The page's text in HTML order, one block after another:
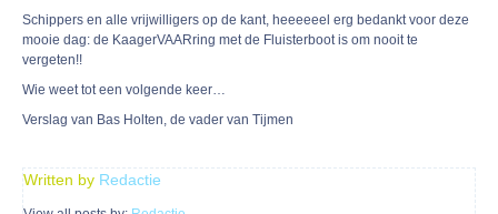
Schippers en alle vrijwilligers op de kant, heeeeeel erg bedankt voor deze
mooie dag: de KaagerVAARring met de Fluisterboot is om nooit te
vergeten!!
Wie weet tot een volgende keer…
Verslag van Bas Holten, de vader van Tijmen
Written by Redactie